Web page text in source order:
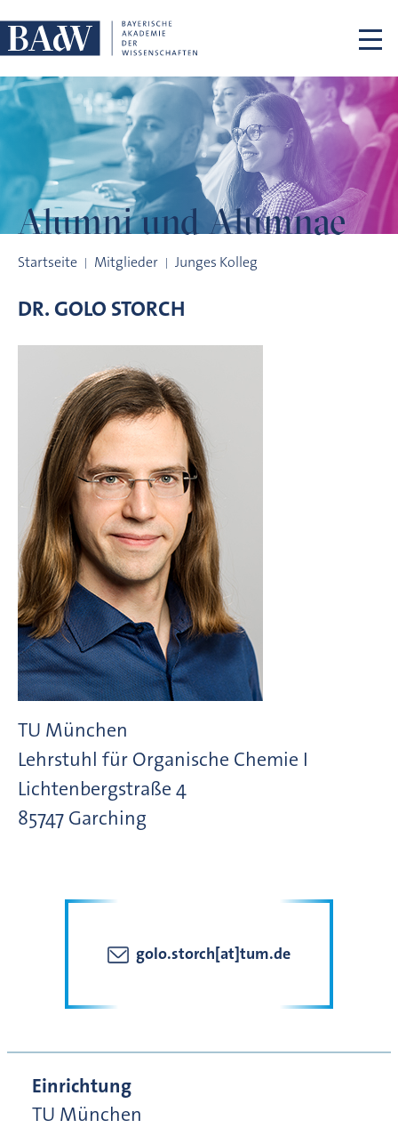
Alumni und Alumnae
Startseite Mitglieder Junges Kolleg
DR.GOLO STORCH
TU München
Lehrstuhl für Organische Chemie I
Lichtenbergstraße 4
85747 Garching
golo.storch[at]tum.de
Einrichtung
TU München